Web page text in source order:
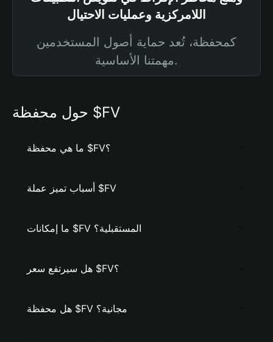
اللامركزية وعمليات الاحتيال
كمحفظة، تُعد حماية أصول المستخدمين
مهمتنا الأساسية.
حول محفظة $FV
ما هي محفظة $FV؟
أسباب تميز عملة $FV
ما إمكانات $FV المستقبلية؟
هل سيرتفع سعر $FV؟
هل محفظة $FV مجانية؟